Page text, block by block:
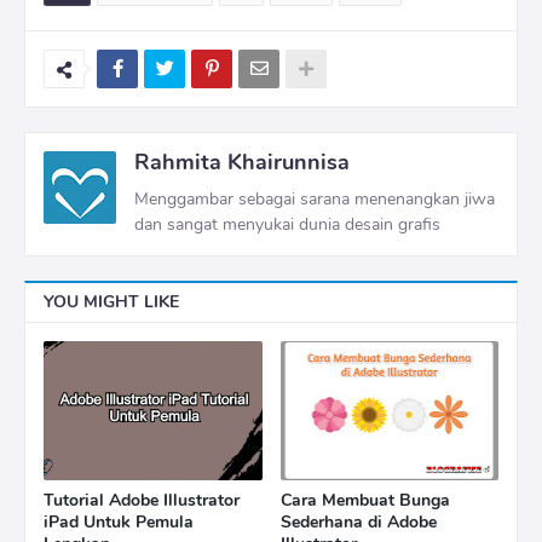
Rahmita Khairunnisa
Menggambar sebagai sarana menenangkan jiwa
dan sangat menyukai dunia desain grafis
YOU MIGHT LIKE
Tutorial Adobe Illustrator
iPad Untuk Pemula
Cara Membuat Bunga
Sederhana di Adobe